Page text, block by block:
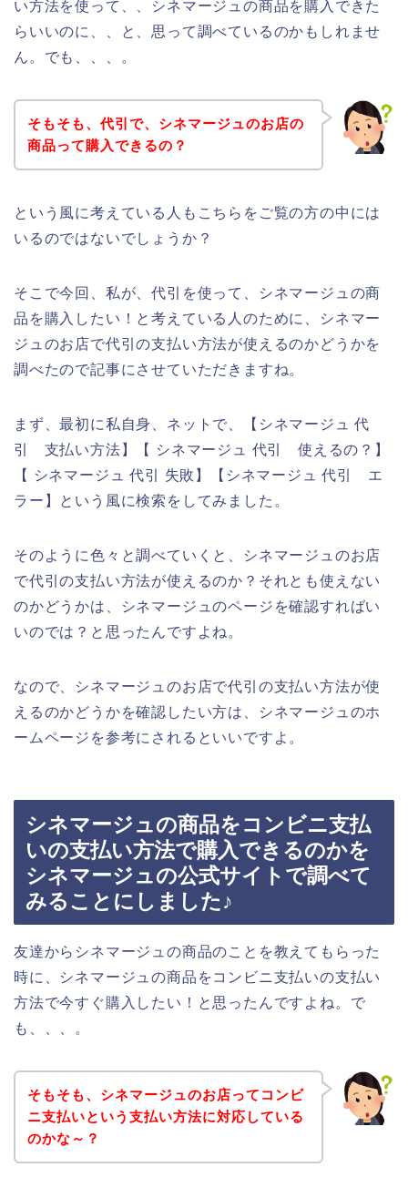
い方法を使って、、シネマージュの商品を購入できた
らいいのに、、と、思って調べているのかもしれませ
ん。でも、、、。
そもそも、代引で、シネマージュのお店の
商品って購入できるの？
という風に考えている人もこちらをご覧の方の中には
いるのではないでしょうか？
そこで今回、私が、代引を使って、シネマージュの商
品を購入したい！と考えている人のために、シネマー
ジュのお店で代引の支払い方法が使えるのかどうかを
調べたので記事にさせていただきますね。
まず、最初に私自身、ネットで、【シネマージュ 代
引 支払い方法】【 シネマージュ 代引 使えるの？】
【 シネマージュ 代引 失敗】【シネマージュ 代引 エ
ラー】という風に検索をしてみました。
そのように色々と調べていくと、シネマージュのお店
で代引の支払い方法が使えるのか？それとも使えない
のかどうかは、シネマージュのページを確認すればい
いのでは？と思ったんですよね。
なので、シネマージュのお店で代引の支払い方法が使
えるのかどうかを確認したい方は、シネマージュのホ
ームページを参考にされるといいですよ。
シネマージュの商品をコンビニ支払
いの支払い方法で購入できるのかを
シネマージュの公式サイトで調べて
みることにしました♪
友達からシネマージュの商品のことを教えてもらった
時に、シネマージュの商品をコンビニ支払いの支払い
方法で今すぐ購入したい！と思ったんですよね。で
も、、、。
そもそも、シネマージュのお店ってコンビ
ニ支払いという支払い方法に対応している
のかな～？